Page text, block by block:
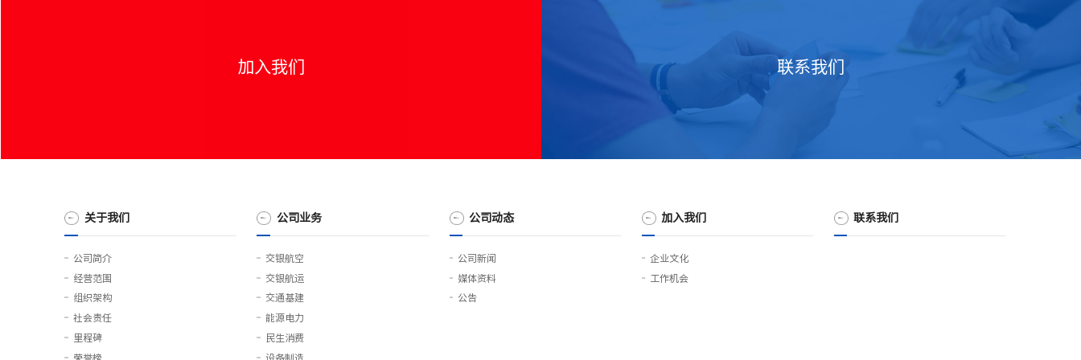
加入我们 联系我们
关于我们
公司简介
经营范围
组织架构
社会责任
里程碑
公司业务
交银航空
交银航运
交通基建
能源电力
民生消费
公司动态
公司新闻
媒体资料
公告
加入我们
企业文化
工作机会
联系我们